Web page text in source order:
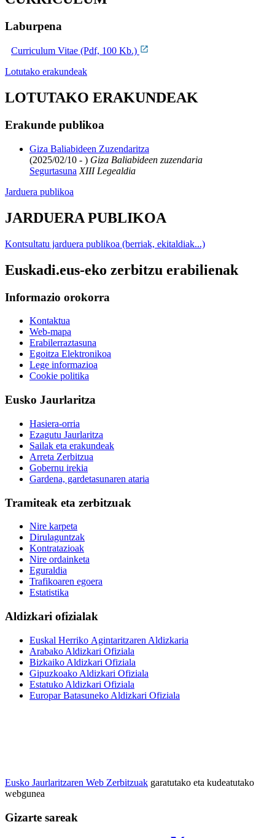
Laburpena
Curriculum Vitae (Pdf, 100 Kb.)
Lotutako erakundeak
LOTUTAKO ERAKUNDEAK
Erakunde publikoa
Giza Baliabideen Zuzendaritza
(2025/02/10 - ) Giza Baliabideen zuzendaria
Segurtasuna XIII Legealdia
Jarduera publikoa
JARDUERA PUBLIKOA
Kontsultatu jarduera publikoa (berriak, ekitaldiak...)
Euskadi.eus-eko zerbitzu erabilienak
Informazio orokorra
Kontaktua
Web-mapa
Erabilerraztasuna
Egoitza Elektronikoa
Lege informazioa
Cookie politika
Eusko Jaurlaritza
Hasiera-orria
Ezagutu Jaurlaritza
Sailak eta erakundeak
Arreta Zerbitzua
Gobernu irekia
Gardena, gardetasunaren ataria
Tramiteak eta zerbitzuak
Nire karpeta
Dirulaguntzak
Kontratazioak
Nire ordainketa
Eguraldia
Trafikoaren egoera
Estatistika
Aldizkari ofizialak
Euskal Herriko Agintaritzaren Aldizkaria
Arabako Aldizkari Ofiziala
Bizkaiko Aldizkari Ofiziala
Gipuzkoako Aldizkari Ofiziala
Estatuko Aldizkari Ofiziala
Europar Batasuneko Aldizkari Ofiziala
Eusko Jaurlaritzaren Web Zerbitzuak garatutako eta kudeatutako
webgunea
Gizarte sareak